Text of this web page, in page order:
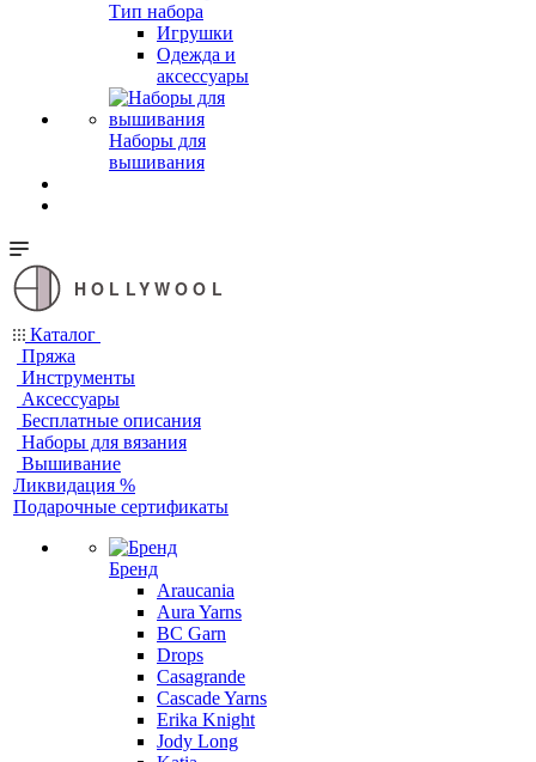
Тип набора
Игрушки
Одежда и
аксессуары
Наборы для
вышивания
HOLLYWOOL
Каталог
Пряжа
Инструменты
Аксессуары
Бесплатные описания
Наборы для вязания
Вышивание
Ликвидация %
Подарочные сертификаты
Бренд
Araucania
Aura Yarns
BC Garn
Drops
Casagrande
Cascade Yarns
Erika Knight
Jody Long